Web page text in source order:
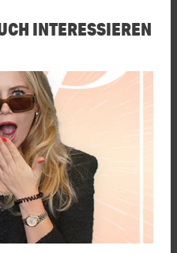
INTERESSIEREN